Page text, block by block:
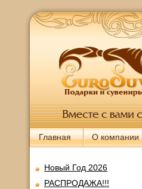
Главная О компании
Новый Год 2026
РАСПРОДАЖА!!!